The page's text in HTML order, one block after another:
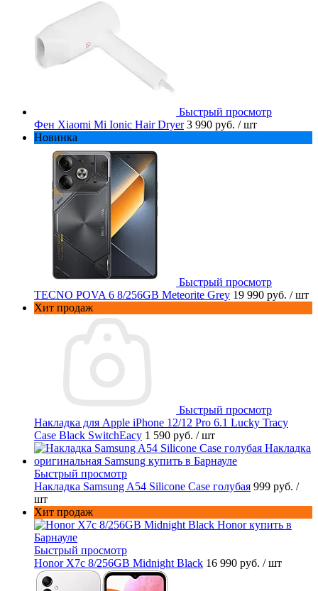
Быстрый просмотр
Фен Xiaomi Mi Ionic Hair Dryer 3 990 руб. / шт
Новинка
Быстрый просмотр
TECNO POVA 6 8/256GB Meteorite Grey 19 990 руб. / шт
Хит продаж
Быстрый просмотр
Накладка для Apple iPhone 12/12 Pro 6.1 Lucky Tracy
Case Black SwitchEacy 1 590 руб. / шт
Быстрый просмотр
Накладка Samsung A54 Silicone Case голубая 999 руб. /
шт
Хит продаж
Быстрый просмотр
Honor X7c 8/256GB Midnight Black 16 990 руб. / шт